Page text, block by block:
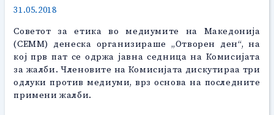
31.05.2018
Советот за етика во медиумите на Македонија
(СЕММ) денеска организираше „Отворен ден“, на
кој прв пат се одржа јавна седница на Комисијата
за жалби. Членовите на Комисијата дискутираа три
одлуки против медиуми, врз основа на последните
примени жалби.